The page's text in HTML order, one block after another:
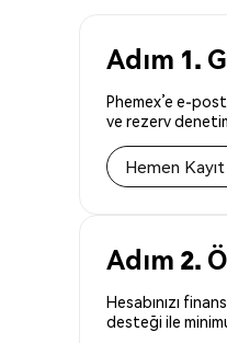
Adım 1.
Phemex’e e-
ve rezerv
Hemen
Adım 2.
Hesabınızı
desteği ile